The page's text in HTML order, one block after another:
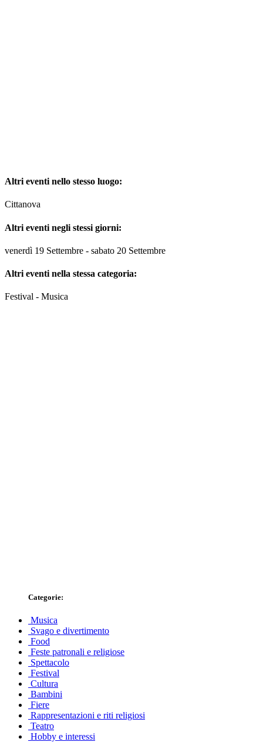
Altri eventi nello stesso luogo:
Cittanova
Altri eventi negli stessi giorni:
venerdì 19 Settembre - sabato 20 Settembre
Altri eventi nella stessa categoria:
Festival - Musica
Categorie:
Musica
Svago e divertimento
Food
Feste patronali e religiose
Spettacolo
Festival
Cultura
Bambini
Fiere
Rappresentazioni e riti religiosi
Teatro
Hobby e interessi